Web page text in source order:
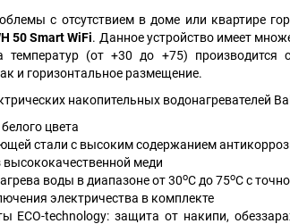
с отсутствием в доме или квартире
50Smart WiFi. Данное устройство имеет
(от +30 до +75) производится
и горизонтальное размещение.
накопительных водонагревателей
цвета
стали с высоким содержанием
меди
воды в диапазоне от 30оС до 75оС с
электричества в комплекте
ECO-technology: защита от накипи,